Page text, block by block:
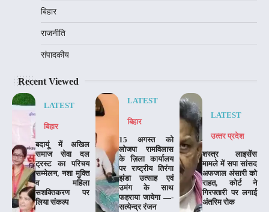
बिहार
राजनीति
संपादकीय
Recent Viewed
LATEST
बिहार
बदायूं में अखिल
समाज सेवा दल
ट्रस्ट का परिचय
सम्मेलन, नशा मुक्ति
व महिला
सशक्तिकरण पर
लिया संकल्प
LATEST
बिहार
15 अगस्त को
लोजपा रामविलास
के ज़िला कार्यालय
पर राष्ट्रीय तिरंगा
झंडा उत्साह एवं
उमंग के साथ
फहराया जायेगा —-
सत्येन्द्र रंजन
LATEST
उत्‍तर प्रदेश
शस्त्र लाइसेंस
मामले में सपा सांसद
अफजाल अंसारी को
राहत, कोर्ट ने
गिरफ्तारी पर लगाई
अंतरिम रोक